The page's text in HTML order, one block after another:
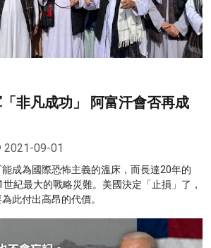
非凡成功」 阿富汗會否再成
2021-09-01
成為國際恐怖主義的溫床，而長達20年的
世紀最大的戰略災難。美國決定「止損」了，
此付出高昂的代價。